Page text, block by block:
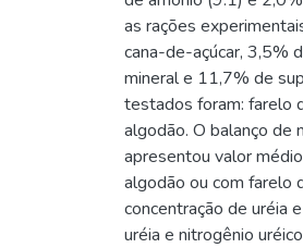
as rações
cana-de-açúcar, 3,5%
mineral e 11,7% de
testados foram: farelo
algodão. O balanço de
apresentou valor
algodão ou com farelo
concentração de uréia
uréia e nitrogênio